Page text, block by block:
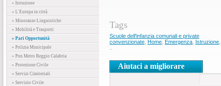
» Istruzione
» L'Europa in città
» Minoranze Linguistiche
» Mobilità e Trasporti
» Pari Opportunità
» Polizia Municipale
» Pon Metro Reggio Calabria
» Protezione Civile
» Servizi Cimiteriali
» Servizio Civile
Tags
Scuole dell'infanzia comunali e private
convenzionate Home Emergenza Istruzione
Aiutaci a migliorare